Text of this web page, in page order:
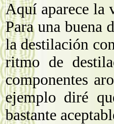
Aquí aparece la
Para una buena
la destilación
ritmo de
componentes
ejemplo diré
bastante